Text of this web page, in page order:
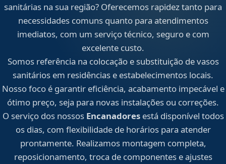
sanitárias na sua região? Oferecemos rapidez tanto para
necessidades comuns quanto para atendimentos
imediatos, com um serviço técnico, seguro e com
excelente custo.
Somos referência na colocação e substituição de vasos
sanitários em residências e estabelecimentos locais.
Nosso foco é garantir eficiência, acabamento impecável e
ótimo preço, seja para novas instalações ou correções.
O serviço dos nossos Encanadoresestá disponível todos
os dias, com flexibilidade de horários para atender
prontamente. Realizamos montagem completa,
reposicionamento, troca de componentes e ajustes